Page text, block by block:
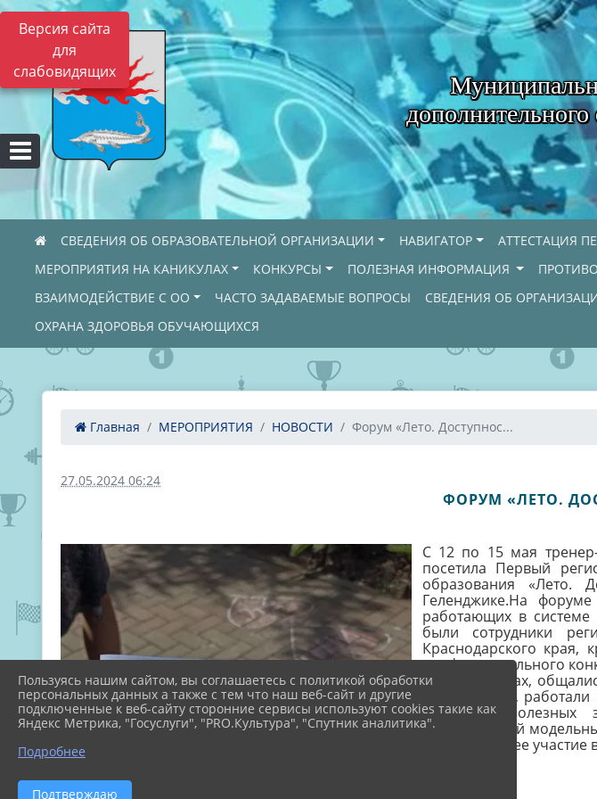
Версия сайта
для
слабовидящих
СВЕДЕНИЯ ОБ ОБРАЗОВАТЕЛЬНОЙ ОРГАНИЗАЦИИ НАВИГАТОР АТТЕСТАЦИЯ
МЕРОПРИЯТИЯ НА КАНИКУЛАХ
КОНКУРСЫ ПОЛЕЗНАЯ ИНФОРМАЦИЯ
ВЗАИМОДЕЙСТВИЕ С ОО
ЧАСТО ЗАДАВАЕМЫЕ ВОПРОСЫ СВЕДЕНИЯ ОБ
ОХРАНА ЗДОРОВЬЯ ОБУЧАЮЩИХСЯ
Главная МЕРОПРИЯТИЯ НОВОСТИ Форум «Лето. Доступнос...
27.05.2024 06:24
ФОРУМ «ЛЕТО.
С 12 по 15 мая
посетила Первый
образования «Лето.
Геленджике.На
работающих в системе
были сотрудники
Краснодарского края,
профессионального
мастер-классах,
образования,
максимум полезных
Региональный
на дальнейшее
Пользуясь нашим сайтом, вы соглашаетесь с политикой обработки
персональных данных а также с тем что наш веб-сайт и другие
подключенные к веб-сайту сторонние сервисы используют cookies такие как
Яндекс Метрика, "Госуслуги", "PRO.Культура", "Спутник аналитика".
Подробнее
Подтверждаю